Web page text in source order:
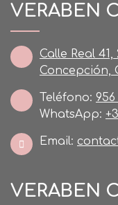
VERABEN
Calle Real 41,
Concepción,
Teléfono: 956
WhatsApp:
Email:
VERABEN